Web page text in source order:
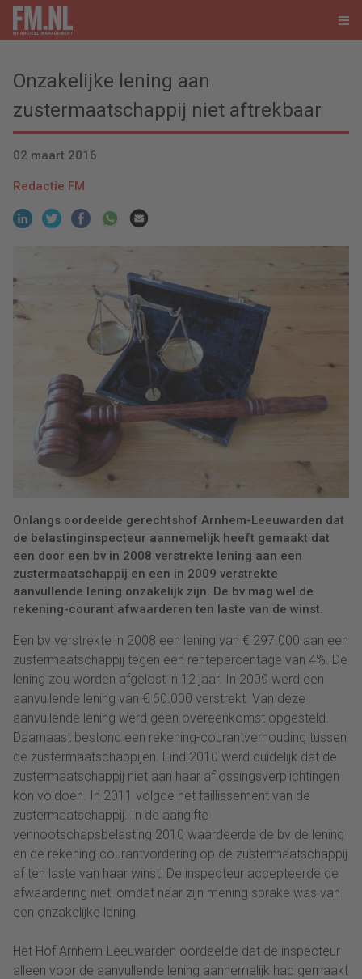
Onzakelijke lening aan
zustermaatschappij niet aftrekbaar
02 maart 2016
Redactie FM
Onlangs oordeelde gerechtshof Arnhem-Leeuwarden dat
de belastinginspecteur aannemelijk heeft gemaakt dat
een door een bv in 2008 verstrekte lening aan een
zustermaatschappij en een in 2009 verstrekte
aanvullende lening onzakelijk zijn. De bv mag wel de
rekening-courant afwaarderen ten laste van de winst.
Een bv verstrekte in 2008 een lening van € 297.000 aan een
zustermaatschappij tegen een rentepercentage van 4%. De
lening zou worden afgelost in 12 jaar. In 2009 werd een
aanvullende lening van € 60.000 verstrekt. Van deze
aanvullende lening werd geen overeenkomst opgesteld.
Daarnaast bestond een rekening-courantverhouding tussen
de zustermaatschappijen. Eind 2010 werd duidelijk dat de
zustermaatschappij niet aan haar aflossingsverplichtingen
kon voldoen. In 2011 volgde het faillissement van de
zustermaatschappij. In de aangifte
vennootschapsbelasting 2010 waardeerde de bv de lening
en de rekening-courantvordering op de zustermaatschappij
af ten laste van haar winst. De inspecteur accepteerde de
afwaardering niet, omdat naar zijn mening sprake was van
een onzakelijke lening.
Het Hof Arnhem-Leeuwarden oordeelde dat de inspecteur
alleen voor de aanvullende lening aannemelijk had gemaakt